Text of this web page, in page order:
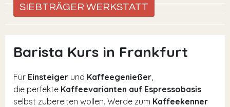
SIEBTRÄGER WERKSTATT
Barista Kurs in Frankfurt
Für Einsteiger und Kaffeegenießer,
die perfekte Kaffeevarianten auf Espressobasis
selbst zubereiten wollen. Werde zum Kaffeekenner